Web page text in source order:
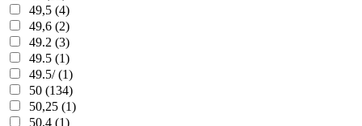
49,5 (4)
49,6 (2)
49.2 (3)
49.5 (1)
49.5/ (1)
50 (134)
50,25 (1)
50,4 (1)